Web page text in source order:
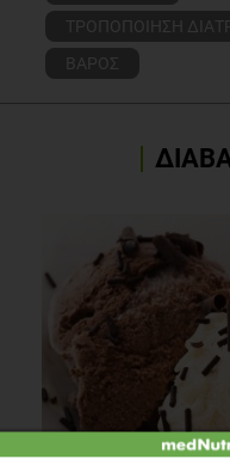
ΤΡΟΠΟΠΟΙΗΣΗ
ΒΑΡΟΣ